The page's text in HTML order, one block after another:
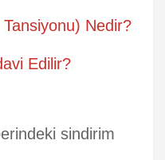
Nedir?
Edilir?
sindirim